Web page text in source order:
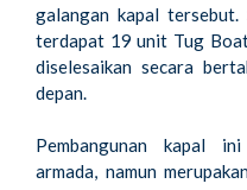
galangan kapal tersebut.
terdapat 19 unit Tug
diselesaikan secara
depan.
Pembangunan kapal
armada, namun